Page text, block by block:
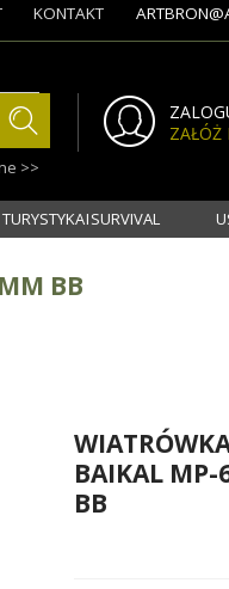
>>
ZAŁÓŻ
KONTAKT
TURYSTYKA I SURVIVAL
BB
BAIKAL MP-
BB